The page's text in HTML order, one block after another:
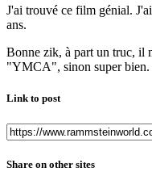
J'ai trouvé ce film génial.
ans.
Bonne zik, à part un truc, il
"YMCA", sinon super bien.
Link to post
Share on other sites